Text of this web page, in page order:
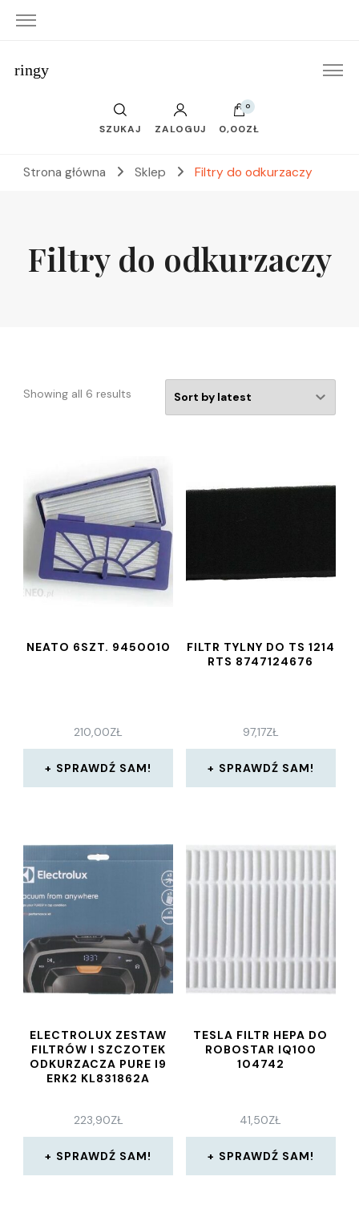
ringy
SZUKAJ ZALOGUJ
0
0,00ZŁ
Strona główna Sklep Filtry do odkurzaczy
Filtry do odkurzaczy
Showing all 6 results
NEATO 6SZT. 9450010
210,00ZŁ
SPRAWDŹ SAM!
FILTR TYLNY DO TS 1214
RTS 8747124676
97,17ZŁ
SPRAWDŹ SAM!
ELECTROLUX ZESTAW
FILTRÓW I SZCZOTEK
ODKURZACZA PURE I9
ERK2 KL831862A
223,90ZŁ
SPRAWDŹ SAM!
TESLA FILTR HEPA DO
ROBOSTAR IQ100
104742
41,50ZŁ
SPRAWDŹ SAM!